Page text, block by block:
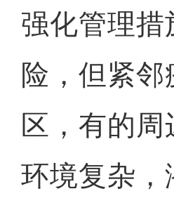
强化管理
险，但紧
区，有的
环境复杂